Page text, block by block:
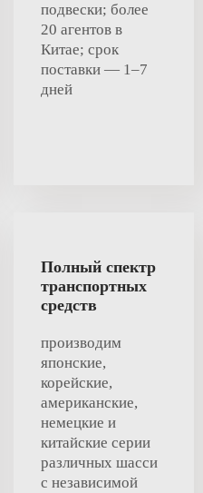
подвески; более
20 агентов в
Китае; срок
поставки — 1–7
дней
Полный спектр
транспортных
средств
производим
японские,
корейские,
американские,
немецкие и
китайские серии
различных шасси
с независимой